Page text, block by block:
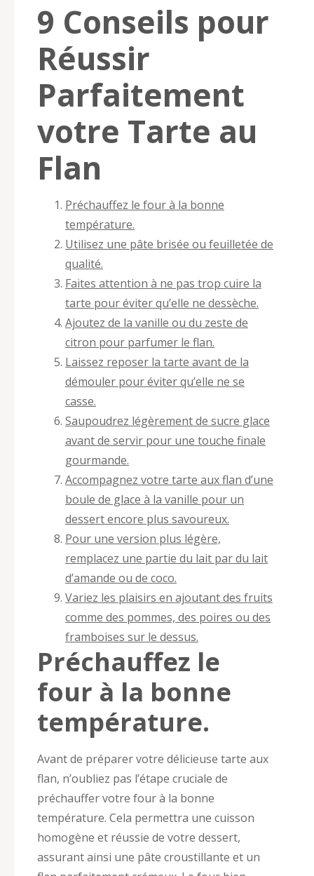
9 Conseils pour
Réussir
Parfaitement
votre Tarte au
Flan
Préchauffez le four à la bonne
température.
Utilisez une pâte brisée ou feuilletée de
qualité.
Faites attention à ne pas trop cuire la
tarte pour éviter qu’elle ne dessèche.
Ajoutez de la vanille ou du zeste de
citron pour parfumer le flan.
Laissez reposer la tarte avant de la
démouler pour éviter qu’elle ne se
casse.
Saupoudrez légèrement de sucre glace
avant de servir pour une touche finale
gourmande.
Accompagnez votre tarte aux flan d’une
boule de glace à la vanille pour un
dessert encore plus savoureux.
Pour une version plus légère,
remplacez une partie du lait par du lait
d’amande ou de coco.
Variez les plaisirs en ajoutant des fruits
comme des pommes, des poires ou des
framboises sur le dessus.
Préchauffez le
four à la bonne
température.
Avant de préparer votre délicieuse tarte aux
flan, n’oubliez pas l’étape cruciale de
préchauffer votre four à la bonne
température. Cela permettra une cuisson
homogène et réussie de votre dessert,
assurant ainsi une pâte croustillante et un